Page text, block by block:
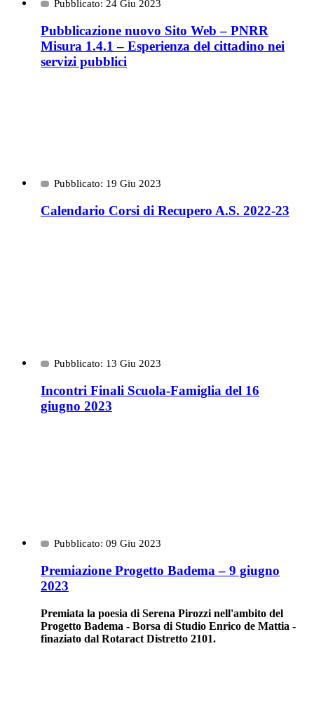
Pubblicato: 24 Giu 2023
Pubblicazione nuovo Sito Web – PNRR
Misura 1.4.1 – Esperienza del cittadino nei
servizi pubblici
Pubblicato: 19 Giu 2023
Calendario Corsi di Recupero A.S. 2022-23
Pubblicato: 13 Giu 2023
Incontri Finali Scuola-Famiglia del 16
giugno 2023
Pubblicato: 09 Giu 2023
Premiazione Progetto Badema – 9 giugno
2023
Premiata la poesia di Serena Pirozzi nell'ambito del
Progetto Badema - Borsa di Studio Enrico de Mattia -
finaziato dal Rotaract Distretto 2101.